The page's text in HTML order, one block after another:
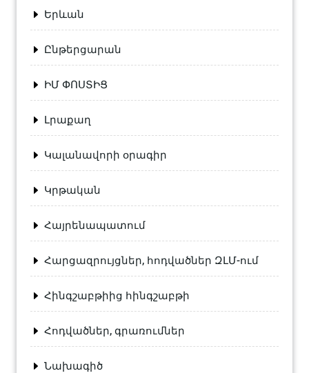
Երևան
Ընթերցարան
ԻՄ ՓՈՍՏԻՑ
Լրաքաղ
Կալանավորի օրագիր
Կրթական
Հայրենապատում
Հարցազրույցներ, հոդվածներ ԶԼՄ-ում
Հինգշաբթիից հինգշաբթի
Հոդվածներ, գրառումներ
Նախագիծ